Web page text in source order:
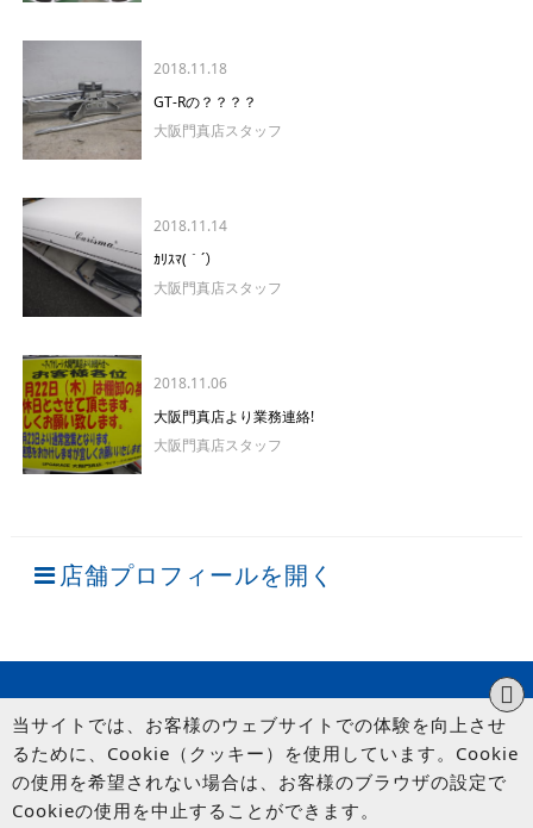
2018.11.18
GT-Rの？？？？
大阪門真店スタッフ
2018.11.14
ｶﾘｽﾏ(｀´）
大阪門真店スタッフ
2018.11.06
大阪門真店より業務連絡!
大阪門真店スタッフ
店舗プロフィールを開く
当サイトでは、お客様のウェブサイトでの体験を向上させ
るために、Cookie（クッキー）を使用しています。Cookie
の使用を希望されない場合は、お客様のブラウザの設定で
Cookieの使用を中止することができます。